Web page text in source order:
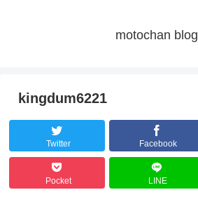
motochan blog
kingdum6221
Twitter Facebook
Pocket LINE